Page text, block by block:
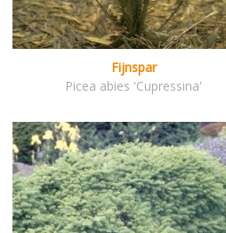
Fijnspar
Picea abies 'Cupressina'